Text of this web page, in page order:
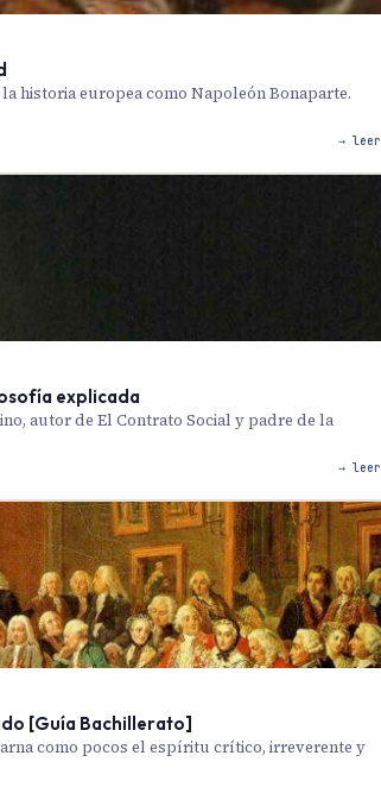
historia europea como Napoleón Bonaparte.
→ leer
explicada
autor de El Contrato Social y padre de la
→ leer
[Guía Bachillerato]
como pocos el espíritu crítico, irreverente y